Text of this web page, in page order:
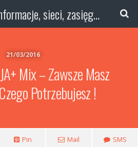
gsm.biz.pl - informacje, sieci, zasięg technologie
21/03/2016
Mix – Zawsze Masz
Potrzebujesz !
Pin Mail SMS